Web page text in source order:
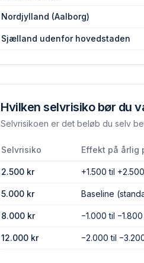
Nordjylland (Aalborg)
Sjælland udenfor hovedstaden
Hvilken selvrisiko bør du
Selvrisikoen er det beløb du selv
Selvrisiko Effekt på årlig
2.500 kr +1.500 til
5.000 kr Baseline
8.000 kr −1.000 til
12.000 kr −2.000 til